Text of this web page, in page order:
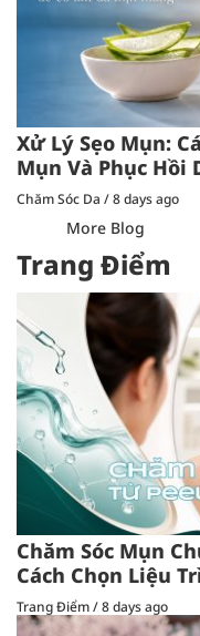
Xử Lý Sẹo Mụn:
Mụn Và Phục Hồi
Chăm Sóc Da /8 days ago
More Blog
Trang Điểm
Chăm Sóc Mụn
Cách Chọn Liệu
Trang Điểm/8 days ago